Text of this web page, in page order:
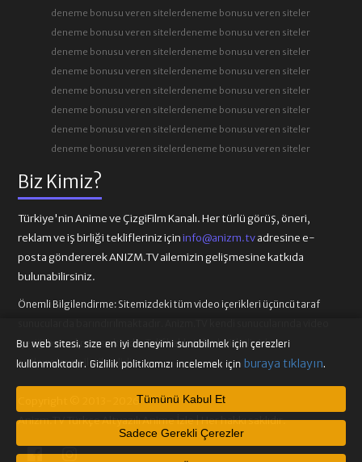
Biz Kimiz?
Türkiye'nin Anime ve ÇizgiFilm Kanalı. Her türlü görüş, öneri,
reklam ve iş birliği teklifleriniz içininfo@anizm.tvadresine e-
posta göndererek ANIZM.TV ailemizin gelişmesine katkıda
bulunabilirsiniz.
Önemli Bilgilendirme: Sitemizdeki tüm video içerikleri üçüncü taraf
içeriği barındırmamaktadır. Telif hakkı talepleri ilgili video
sağlayıcılarına iletilmelidir.
Copyright © 2013-2026
Anizm.TV Türkçe Altyazılı Anime İzle | Her hakkı saklıdır.
deneme bonusu veren sitelerdeneme bonusu veren siteler
deneme bonusu veren sitelerdeneme bonusu veren siteler
deneme bonusu veren sitelerdeneme bonusu veren siteler
deneme bonusu veren sitelerdeneme bonusu veren siteler
deneme bonusu veren sitelerdeneme bonusu veren siteler
deneme bonusu veren sitelerdeneme bonusu veren siteler
deneme bonusu veren sitelerdeneme bonusu veren siteler
deneme bonusu veren sitelerdeneme bonusu veren siteler
Bu web sitesi, size en iyi deneyimi sunabilmek için çerezleri
kullanmaktadır. Gizlilik politikamızı incelemek için buraya tıklayın.
Tümünü Kabul Et
Sadece Gerekli Çerezler